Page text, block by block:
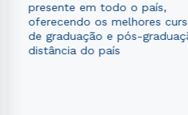
presente em todo o país,
oferecendo os melhores
de graduação e pós-
distância do país